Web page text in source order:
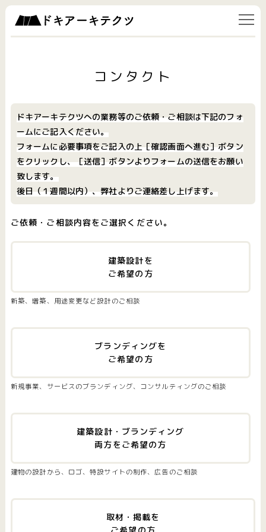
コンタクト
ドキアーキテクツへの業務等のご依頼・ご相談は下記のフォ
ームにご記入ください。
フォームに必要事項をご記入の上［確認画面へ進む］ボタン
をクリックし、［送信］ボタンよりフォームの送信をお願い
致します。
後日（１週間以内）、弊社よりご連絡差し上げます。
ご依頼・ご相談内容をご選択ください。
建築設計を
ご希望の方
新築、増築、用途変更など設計のご相談
ブランディングを
ご希望の方
新規事業、サービスのブランディング、コンサルティングのご相談
建築設計・ブランディング
両方をご希望の方
建物の設計から、ロゴ、特設サイトの制作、広告のご相談
取材・掲載を